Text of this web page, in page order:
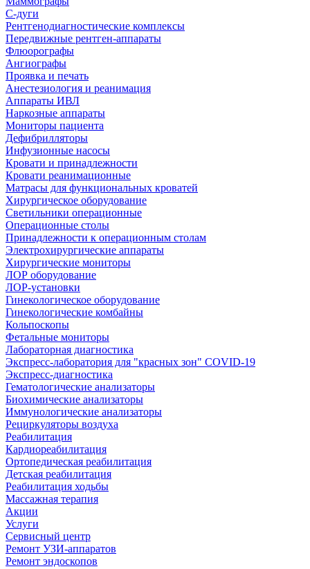
С-дуги
Рентгенодиагностические комплексы
Передвижные рентген-аппараты
Флюорографы
Ангиографы
Проявка и печать
Анестезиология и реанимация
Аппараты ИВЛ
Наркозные аппараты
Мониторы пациента
Дефибрилляторы
Инфузионные насосы
Кровати и принадлежности
Кровати реанимационные
Матрасы для функциональных кроватей
Хирургическое оборудование
Светильники операционные
Операционные столы
Принадлежности к операционным столам
Электрохирургические аппараты
Хирургические мониторы
ЛОР оборудование
ЛОР-установки
Гинекологическое оборудование
Гинекологические комбайны
Кольпоскопы
Фетальные мониторы
Лабораторная диагностика
Экспресс-лаборатория для "красных зон" COVID-19
Экспресс-диагностика
Гематологические анализаторы
Биохимические анализаторы
Иммунологические анализаторы
Рециркуляторы воздуха
Реабилитация
Кардиореабилитация
Ортопедическая реабилитация
Детская реабилитация
Реабилитация ходьбы
Массажная терапия
Акции
Услуги
Сервисный центр
Ремонт УЗИ-аппаратов
Ремонт эндоскопов